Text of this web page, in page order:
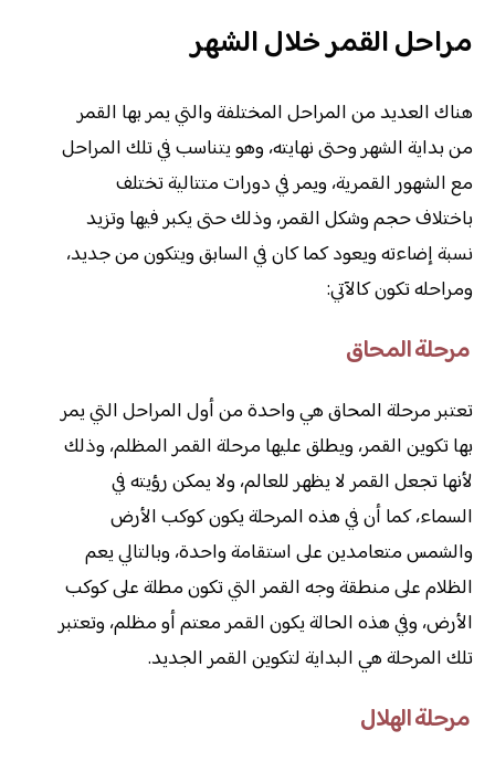
مراحل القمر خلال الشهر
هناك العديد من المراحل المختلفة والتي يمر بها القمر
من بداية الشهر وحتى نهايته، وهو يتناسب في تلك المراحل
مع الشهور القمرية، ويمر في دورات متتالية تختلف
باختلاف حجم وشكل القمر، وذلك حتى يكبر فيها وتزيد
نسبة إضاءته ويعود كما كان في السابق ويتكون من جديد،
ومراحله تكون كالآتي:
مرحلة المحاق
تعتبر مرحلة المحاق هي واحدة من أول المراحل التي يمر
بها تكوين القمر، ويطلق عليها مرحلة القمر المظلم، وذلك
لأنها تجعل القمر لا يظهر للعالم، ولا يمكن رؤيته في
السماء، كما أن في هذه المرحلة يكون كوكب الأرض
والشمس متعامدين على استقامة واحدة، وبالتالي يعم
الظلام على منطقة وجه القمر التي تكون مطلة على كوكب
الأرض، وفي هذه الحالة يكون القمر معتم أو مظلم، وتعتبر
تلك المرحلة هي البداية لتكوين القمر الجديد.
مرحلة الهلال